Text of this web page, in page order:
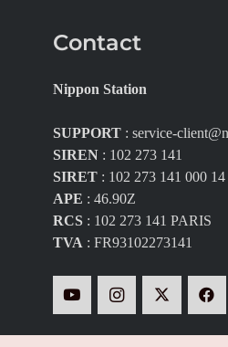
Contact
Nippon Station
SUPPORT: service-
SIREN: 102 273 141
SIRET: 102 273 141 000 14
APE : 46.90Z
RCS: 102 273 141 PARIS
TVA: FR93102273141